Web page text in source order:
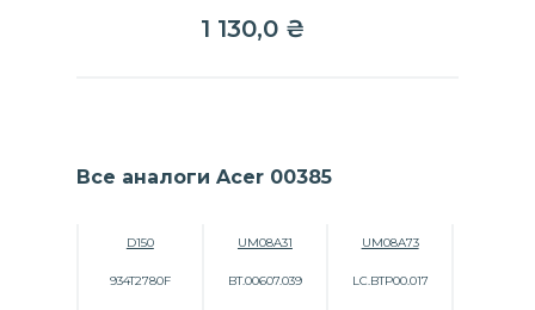
1 130,0 ₴
Все аналоги Acer 00385
D150 UM08A31 UM08A73
934T2780F BT.00607.039 LC.BTP00.017